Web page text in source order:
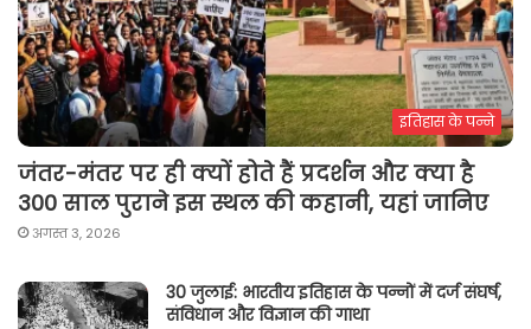
इतिहास के पन्ने
जंतर-मंतर पर ही क्यों होते हैं प्रदर्शन और क्या है
300 साल पुराने इस स्थल की कहानी, यहां जानिए
अगस्त 3, 2026
30 जुलाई: भारतीय इतिहास के पन्नों में दर्ज संघर्ष,
संविधान और विज्ञान की गाथा